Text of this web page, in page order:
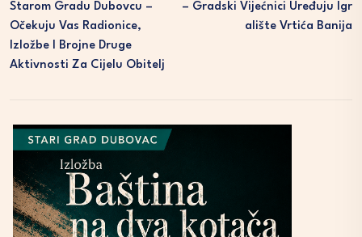
Starom Gradu Dubovcu –
Očekuju Vas Radionice,
Izložbe I Brojne Druge
Aktivnosti Za Cijelu Obitelj
– Gradski Vijećnici Uređuju Igr
Alište Vrtića Banija